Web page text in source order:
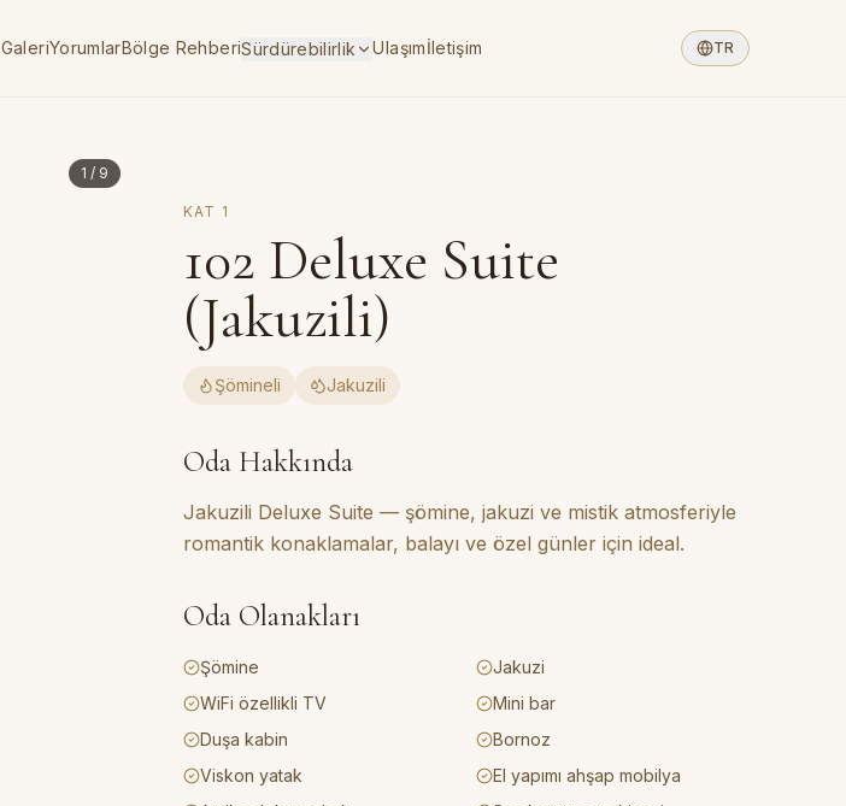
GaleriYorumlarBölge RehberiSürdürebilirlik Ulaşımİletişim TR
1 / 9
KAT 1
102 Deluxe Suite
(Jakuzili)
Şömineli Jakuzili
Oda Hakkında
Jakuzili Deluxe Suite — şömine, jakuzi ve mistik atmosferiyle
romantik konaklamalar, balayı ve özel günler için ideal.
Oda Olanakları
Şömine
Jakuzi
WiFi özellikli TV
Mini bar
Duşa kabin
Bornoz
Viskon yatak
El yapımı ahşap mobilya